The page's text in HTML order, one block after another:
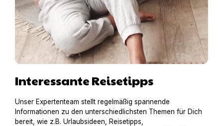
Interessante Reisetipps
Unser Expertenteam stellt regelmäßig spannende
Informationen zu den unterschiedlichsten Themen für Dich
bereit, wie z.B. Urlaubsideen, Reisetipps,